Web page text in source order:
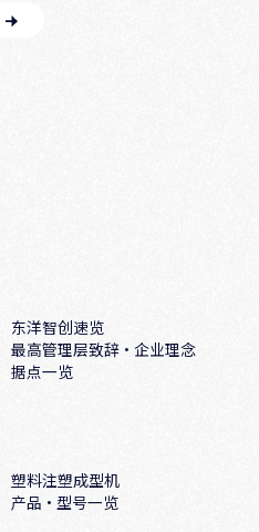
东洋智创速览
最高管理层致辞·企业理念
据点一览
塑料注塑成型机
产品·型号一览